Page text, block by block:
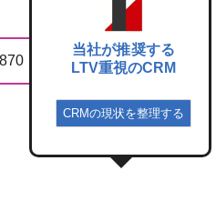
当社が推奨する
LTV重視のCRM
CRMの現状を整理する